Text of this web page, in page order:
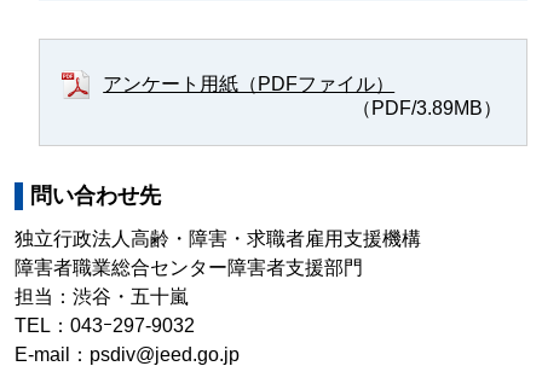
アンケート用紙（PDFファイル）
（PDF/3.89MB）
問い合わせ先
独立行政法人高齢・障害・求職者雇用支援機構
障害者職業総合センター障害者支援部門
担当：渋谷・五十嵐
TEL：043ｰ297-9032
E-mail：psdiv@jeed.go.jp